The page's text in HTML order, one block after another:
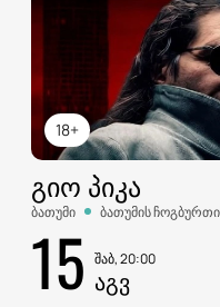
18+
ᲒᲘᲝ ᲞᲘᲙᲐ
ბათუმი ბათუმის
15 შაბ, 20:00
ᲐᲒᲕ